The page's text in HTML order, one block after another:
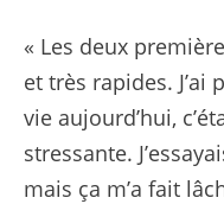
« Les deux
et très rapides.
vie aujourd’hui,
stressante.
mais ça m’a fait